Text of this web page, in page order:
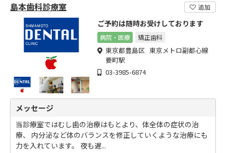
島本歯科診療室 追加
ご予約は随時お受けしております
病院・医療 矯正歯科
東京都豊島区 東京メトロ副都心線
要町駅
03-3985-6874
メッセージ
当診療室ではむし歯の治療はもとより、体全体の症状の治
療、 内分泌など体のバランスを修正していくような治療にも
力を入れています。 夜も遅...